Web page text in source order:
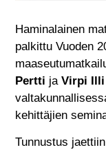
Haminalainen
palkittu Vuoden
Pertti jaVirpi Illi
kehittäjien
Tunnustus